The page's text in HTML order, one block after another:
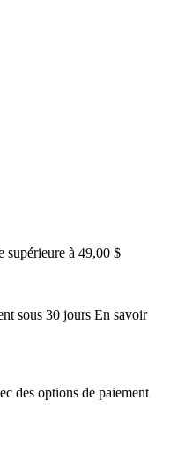
supérieure à 49,00 $
sous 30 jours En savoir
des options de paiement